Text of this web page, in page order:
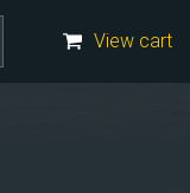
View cart